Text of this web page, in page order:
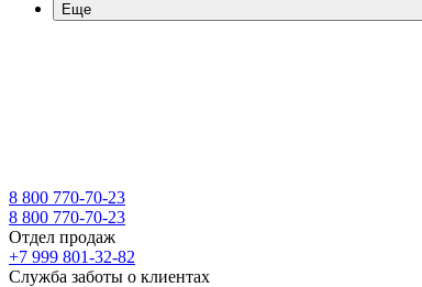
Еще
8 800 770-70-23
8 800 770-70-23
Отдел продаж
+7 999 801-32-82
Служба заботы о клиентах